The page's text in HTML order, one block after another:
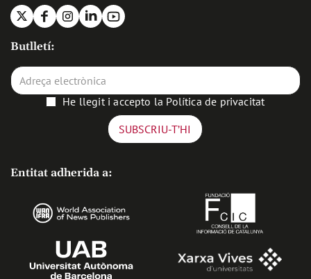
X FacebookInstagram
LinkedinYoutube
Butlletí:
He llegit i accepto la Política de privacitat
Entitat adherida a: